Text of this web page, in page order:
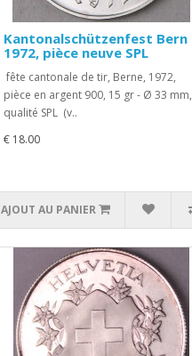
Kantonalschützenfest Bern
1972, pièce neuve SPL
fête cantonale de tir, Berne, 1972,
pièce en argent 900, 15 gr - Ø 33 mm,
qualité SPL (v..
€ 18.00
AJOUT AU PANIER